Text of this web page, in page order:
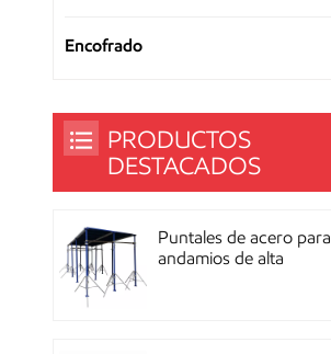
Encofrado
PRODUCTOS
DESTACADOS
Puntales de acero para
andamios de alta